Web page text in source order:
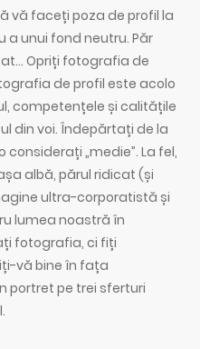
vă faceți poza de profil la
a unui fond neutru. Păr
Opriți fotografia de
de profil este acolo
competențele și calitățile
din voi. Îndepărtați de la
„medie”. La fel,
albă, părul ridicat (și
ultra-corporatistă și
lumea noastră în
fotografia, ci fiți
vă bine în fața
portret pe trei sferturi